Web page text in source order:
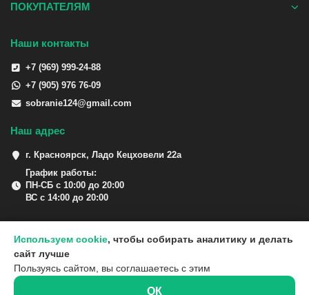
ПОКУПАТЕЛЯМ
Наши контакты
+7 (969) 999-24-88
+7 (905) 976 76-09
sobranie124@gmail.com
Наш адрес
г. Красноярск, Ладо Кецховели 22а
График работы:
ПН-СБ с 10:00 до 20:00
ВС с 14:00 до 20:00
Используем cookie, чтобы собирать аналитику и делать
сайт лучше
Пользуясь сайтом, вы соглашаетесь с этим
ОК